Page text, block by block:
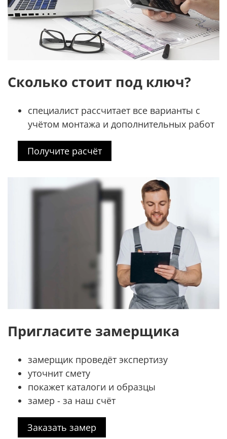
Сколько стоит под ключ?
специалист рассчитает все варианты с
учётом монтажа и дополнительных работ
Получите расчёт
Пригласите замерщика
замерщик проведёт экспертизу
уточнит смету
покажет каталоги и образцы
замер - за наш счёт
Заказать замер